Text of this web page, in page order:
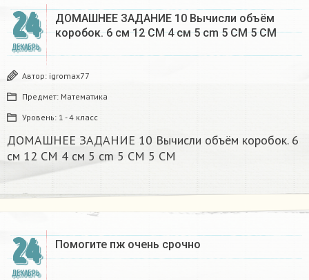
24
ДЕКАБРЬ
ДОМАШНЕЕ ЗАДАНИЕ 10 Вычисли объём
коробок. 6 см 12 CM 4 см 5 cm 5 CM 5 CM​
Автор: igromax77
Предмет: Математика
Уровень: 1 - 4 класс
ДОМАШНЕЕ ЗАДАНИЕ 10 Вычисли объём коробок. 6
см 12 CM 4 см 5 cm 5 CM 5 CM​
24
ДЕКАБРЬ
Помогите пж очень срочно​